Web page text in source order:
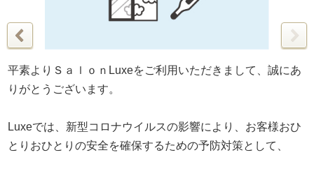
平素よりＳａｌｏｎLuxeをご利用いただきまして、誠にあ
りがとうございます。
Luxeでは、新型コロナウイルスの影響により、お客様おひ
とりおひとりの安全を確保するための予防対策として、